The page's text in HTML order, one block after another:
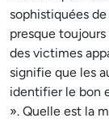
sophistiquées
presque
des victimes
signifie que les
identifier le bon
». Quelle est la